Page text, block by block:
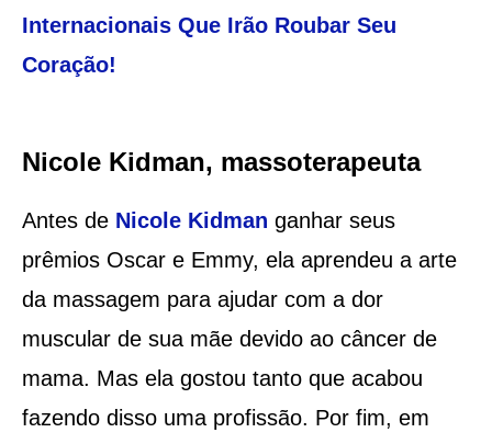
Internacionais Que Irão Roubar Seu
Coração!
Nicole Kidman, massoterapeuta
Antes de Nicole Kidman ganhar seus
prêmios Oscar e Emmy, ela aprendeu a arte
da massagem para ajudar com a dor
muscular de sua mãe devido ao câncer de
mama. Mas ela gostou tanto que acabou
fazendo disso uma profissão. Por fim, em